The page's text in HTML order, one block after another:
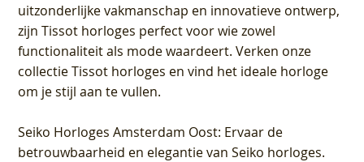
uitzonderlijke vakmanschap en innovatieve ontwerp,
zijn Tissot horloges perfect voor wie zowel
functionaliteit als mode waardeert. Verken onze
collectie Tissot horloges en vind het ideale horloge
om je stijl aan te vullen.
Seiko Horloges Amsterdam Oost: Ervaar de
betrouwbaarheid en elegantie van Seiko horloges.